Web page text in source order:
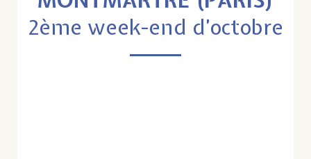
2ème week-end d’octobre